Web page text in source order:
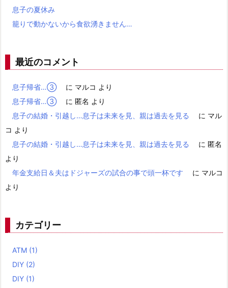
息子の夏休み
籠りで動かないから食欲湧きません…
最近のコメント
息子帰省…③ に マルコ より
息子帰省…③
に 匿名 より
息子の結婚・引越し…息子は未来を見、親は過去を見る
に マル
コ より
息子の結婚・引越し…息子は未来を見、親は過去を見る
に 匿名
より
年金支給日＆夫はドジャーズの試合の事で頭一杯です
に マルコ
より
カテゴリー
ATM (1)
DIY (2)
DIY (1)